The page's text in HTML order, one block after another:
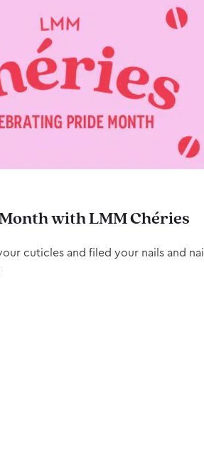
with LMM Chéries
cuticles and filed your nails and nail